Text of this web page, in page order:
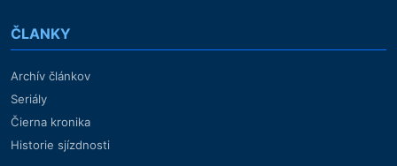
ČLANKY
Archív článkov
Seriály
Čierna kronika
Historie sjízdnosti